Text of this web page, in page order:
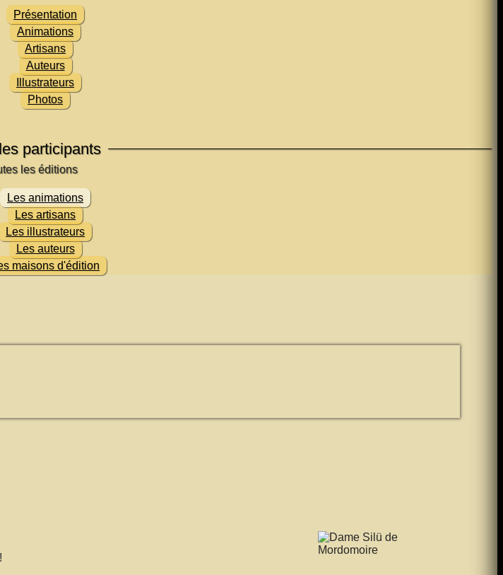
Présentation
Animations
Artisans
Auteurs
Illustrateurs
Photos
participants
Les animations
Les artisans
Les illustrateurs
Les auteurs
maisons d'édition